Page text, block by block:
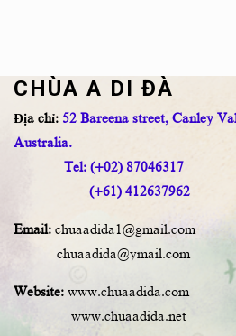
CHÙA A DI ĐÀ
Địa chỉ: 52 Bareena street, Canley
Australia.
Tel: (+02) 87046317
(+61) 412637962
Email: chuaadida1@gmail.com
chuaadida@ymail.com
Website: www.chuaadida.com
www.chuaadida.net